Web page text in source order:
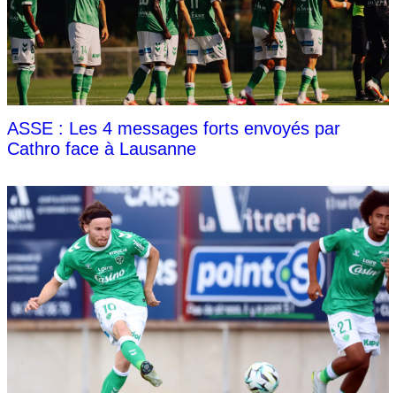
ASSE : Les 4 messages forts envoyés par
Cathro face à Lausanne